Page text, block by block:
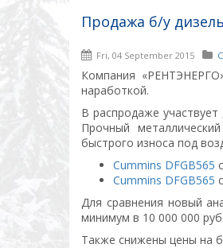
Продажа б/у
Fri, 04 September 2015
Компания
наработкой.
В распродаже
Прочный
быстрого износа под
Cummins DFGB565
Cummins DFGB565
Для сравнения новый
минимум в 10 000 000 руб.
Также снижены цены на